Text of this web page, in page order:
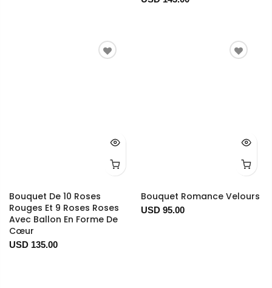
Bouquet De 10 Roses
Rouges Et 9 Roses Roses
Avec Ballon En Forme De
Cœur
USD 135.00
Bouquet Romance Velours
USD 95.00